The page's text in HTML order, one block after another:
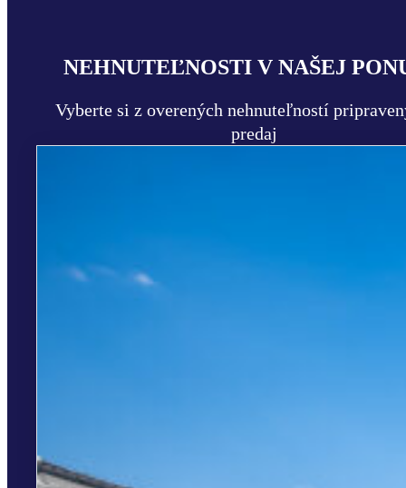
NEHNUTEĽNOSTI V NAŠEJ
Vyberte si z overených nehnuteľností
predaj